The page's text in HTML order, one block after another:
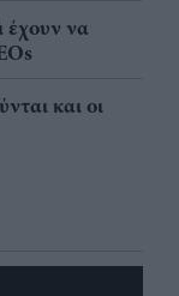
έχουν να
και οι